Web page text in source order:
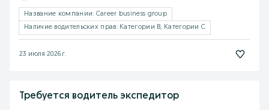
Название компании: Career business group
Наличие водительских прав: Категории B, Категории C
23 июля 2026 г.
Требуется водитель экспедитор